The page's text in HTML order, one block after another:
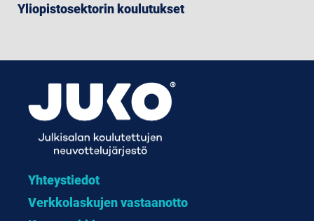
Yliopistosektorin koulutukset
Yhteystiedot
Verkkolaskujen vastaanotto